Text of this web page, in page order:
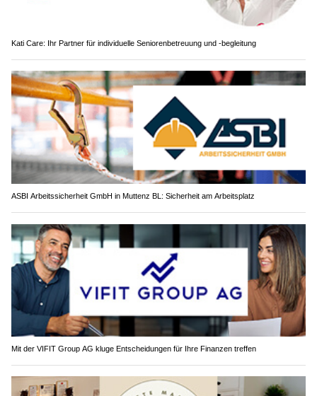
Kati Care: Ihr Partner für individuelle Seniorenbetreuung und -begleitung
ASBI Arbeitssicherheit GmbH in Muttenz BL: Sicherheit am Arbeitsplatz
Mit der VIFIT Group AG kluge Entscheidungen für Ihre Finanzen treffen